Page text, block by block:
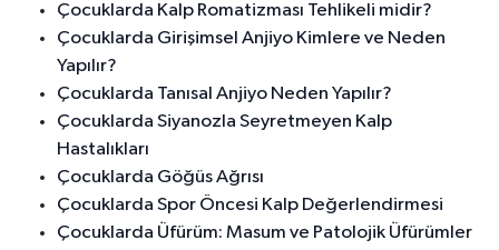
Çocuklarda Kalp Romatizması Tehlikeli midir?
Çocuklarda Girişimsel Anjiyo Kimlere ve Neden
Yapılır?
Çocuklarda Tanısal Anjiyo Neden Yapılır?
Çocuklarda Siyanozla Seyretmeyen Kalp
Hastalıkları
Çocuklarda Göğüs Ağrısı
Çocuklarda Spor Öncesi Kalp Değerlendirmesi
Çocuklarda Üfürüm: Masum ve Patolojik Üfürümler